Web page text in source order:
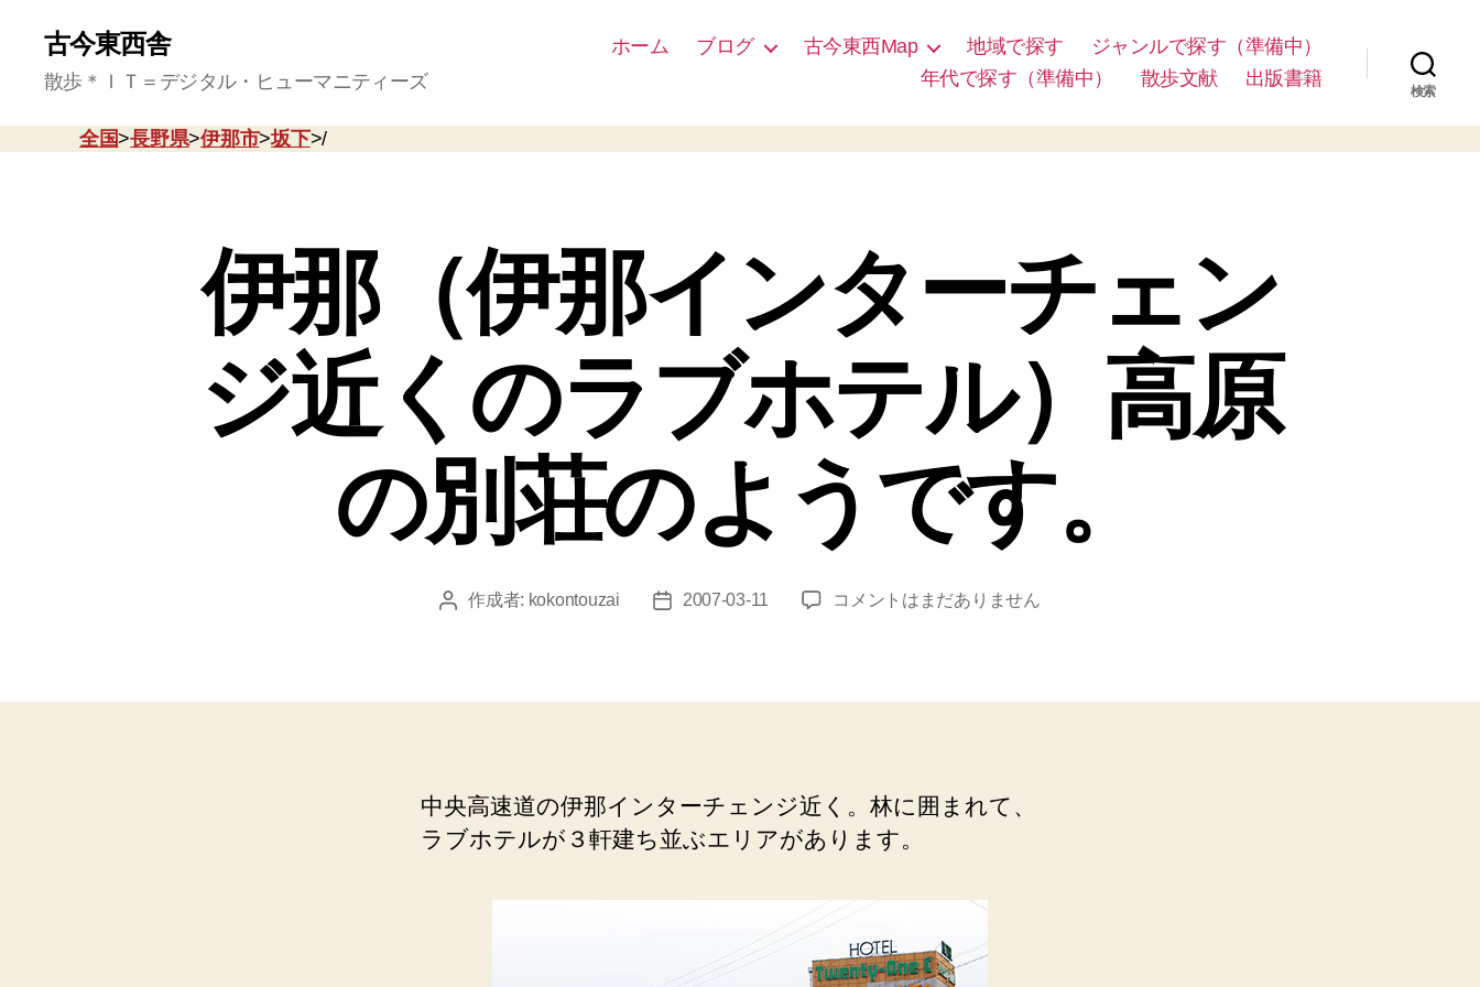
古今東西舎
散歩＊ＩＴ＝デジタル・ヒューマニティーズ
ホーム ブログ 古今東西Map 地域で探す
ジャンルで探す（準備中）
年代で探す（準備中）
散歩文献 出版書籍
検索
全国>長野県>伊那市>坂下>/
伊那（伊那インターチェン
ジ近くのラブホテル）高原
の別荘のようです。
投 作成者: kokontouzai
投
2007-03-11
伊
イ
チ
ェ
の
コメントはまだありません
中央高速道の伊那インターチェンジ近く。林に囲まれて、
ラブホテルが３軒建ち並ぶエリアがあります。